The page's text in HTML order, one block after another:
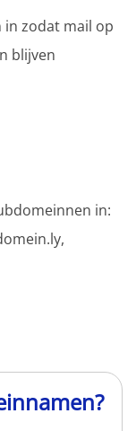
zodat mail op
blijven
in: